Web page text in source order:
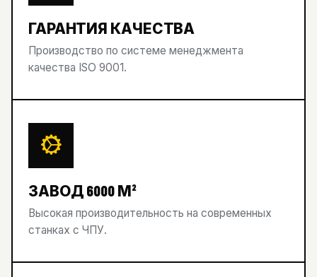
ГАРАНТИЯ КАЧЕСТВА
Производство по системе менеджмента
качества ISO 9001.
ЗАВОД 6000 М²
Высокая производительность на современных
станках с ЧПУ.